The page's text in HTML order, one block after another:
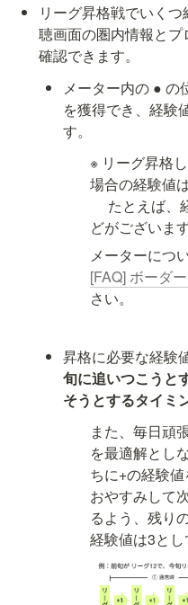
リーグ昇格戦でいく
聴画面の圏内情報と
確認できます。
メーター内の ● の
を獲得でき、経験
す。
※ リーグ昇格
場合の経験値
たとえば、
どがございます
メーターについ
[FAQ] ボーダ
さい。
昇格に必要な経験
旬に追いつこうと
そうとするタイミ
また、毎日頑
を最適解とし
ちに+の経験値
おやすみして
るよう、残り
経験値は3とし